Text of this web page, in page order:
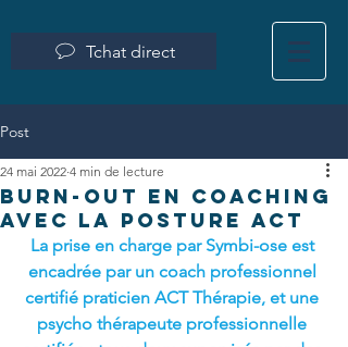
Tchat direct
Post
burn-out en coaching
AVEC LA POSTURE ACT
24 mai 2022 4 min de lecture
La prise en charge par Symbi-ose est
encadrée par un coach professionnel
certifié praticien ACT Thérapie, et une
psycho thérapeute professionnelle